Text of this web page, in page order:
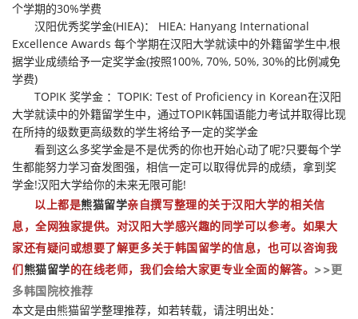
个学期的30%学费
汉阳优秀奖学金(HIEA)： HIEA: Hanyang International
Excellence Awards 每个学期在汉阳大学就读中的外籍留学生中,根
据学业成绩给予一定奖学金(按照100%, 70%, 50%, 30%的比例减免
学费)
TOPIK 奖学金 ：TOPIK: Test of Proficiency in Korean在汉阳
大学就读中的外籍留学生中，通过TOPIK韩国语能力考试并取得比现
在所持的级数更高级数的学生将给予一定的奖学金
看到这么多奖学金是不是优秀的你也开始心动了呢?只要每个学
生都能努力学习奋发图强，相信一定可以取得优异的成绩，拿到奖
学金!汉阳大学给你的未来无限可能!
以上都是熊猫留学亲自撰写整理的关于汉阳大学的相关信
息，全网独家提供。对汉阳大学感兴趣的同学可以参考。如果大
家还有疑问或想要了解更多关于韩国留学的信息，也可以咨询我
们熊猫留学的在线老师，我们会给大家更专业全面的解答。 >>更
多韩国院校推荐
本文是由熊猫留学整理推荐，如若转载，请注明出处：